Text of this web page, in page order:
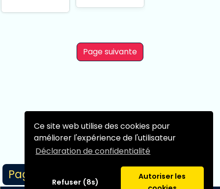
Ce site web utilise des cookies pour
améliorer l'expérience de l'utilisateur
Déclaration de confidentialité
Refuser (8s)
Autoriser les
Page 1/1
Page suivante